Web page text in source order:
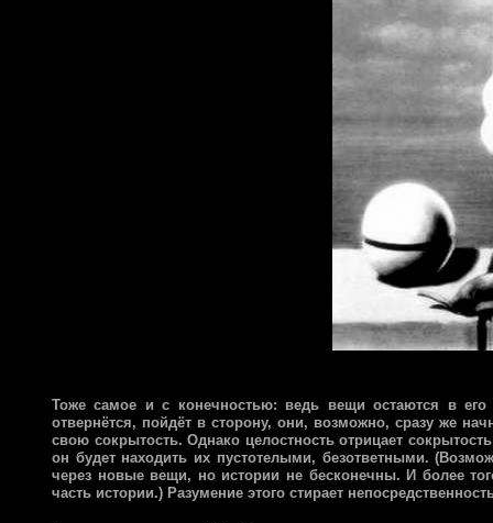
Тоже самое и с конечностью: ведь вещи остаются в
отвернётся, пойдёт в сторону, они, возможно, сразу же
свою сокрытость. Однако целостность отрицает
он будет находить их пустотелыми, безответными.
через новые вещи, но истории не бесконечны. И более
часть истории.) Разумение этого стирает